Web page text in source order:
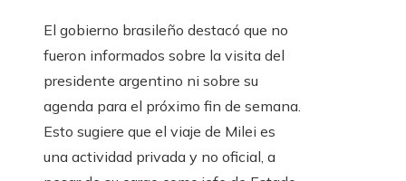
El gobierno brasileño destacó que no
fueron informados sobre la visita del
presidente argentino ni sobre su
agenda para el próximo fin de semana.
Esto sugiere que el viaje de Milei es
una actividad privada y no oficial, a